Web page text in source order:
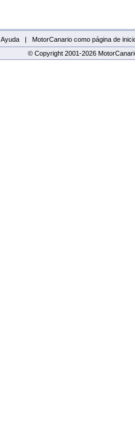
Ayuda |
MotorCanario como página de
© Copyright 2001-2026